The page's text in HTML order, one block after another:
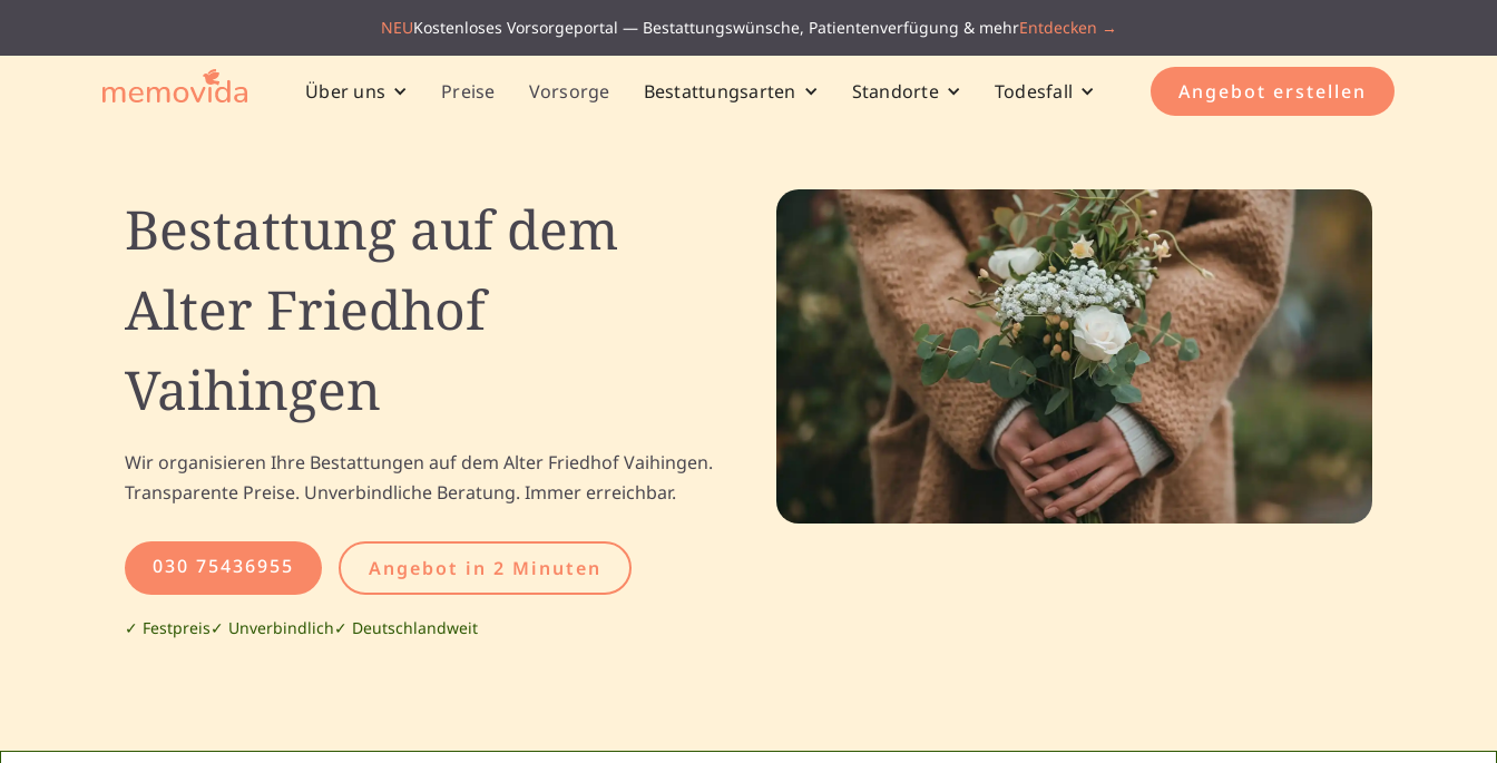
NEUKostenloses Vorsorgeportal — Bestattungswünsche, Patientenverfügung & mehrEntdecken →
Über uns Preise Vorsorge Bestattungsarten Standorte Todesfall Angebot erstellen
Bestattung auf dem
Alter Friedhof
Vaihingen
Wir organisieren Ihre Bestattungen auf dem Alter Friedhof Vaihingen.
Transparente Preise. Unverbindliche Beratung. Immer erreichbar.
030 75436955 Angebot in 2 Minuten
✓ Festpreis✓ Unverbindlich✓ Deutschlandweit